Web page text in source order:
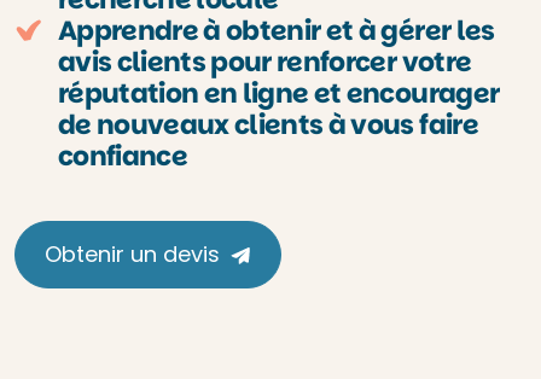
Apprendre à obtenir et à gérer les
avis clients pour renforcer votre
réputation en ligne et encourager
de nouveaux clients à vous faire
confiance
Obtenir un devis